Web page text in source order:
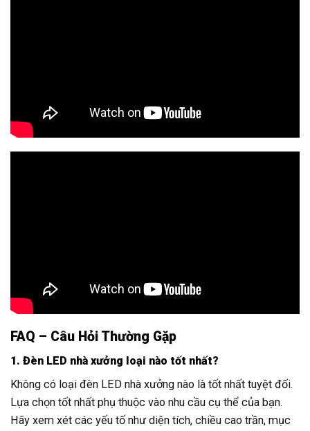
FAQ – Câu Hỏi Thường Gặp
1. Đèn LED nhà xưởng loại nào tốt nhất?
Không có loại đèn LED nhà xưởng nào là tốt nhất tuyệt đối.
Lựa chọn tốt nhất phụ thuộc vào nhu cầu cụ thể của bạn.
Hãy xem xét các yếu tố như diện tích, chiều cao trần, mục